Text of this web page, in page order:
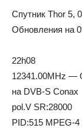
Спутник Thor 5,
Обновления на
22h08
12341.00MHz —
на DVB-S Conax
pol.V SR:28000
PID:515 MPEG-